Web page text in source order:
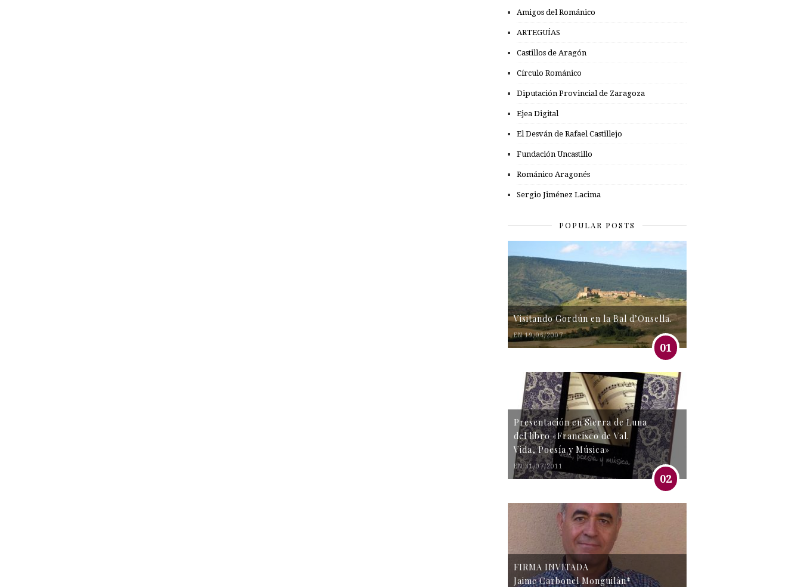
Amigos del Románico
ARTEGUÍAS
Castillos de Aragón
Círculo Románico
Diputación Provincial de Zaragoza
Ejea Digital
El Desván de Rafael Castillejo
Fundación Uncastillo
Románico Aragonés
Sergio Jiménez Lacima
POPULAR POSTS
Visitando Gordún en la Bal d’Onsella.
EN 19/06/2007
01
Presentación en Sierra de Luna
del libro «Francisco de Val.
Vida, Poesía y Música»
EN 31/07/2011
02
FIRMA INVITADA
Jaime Carbonel Monguilán*